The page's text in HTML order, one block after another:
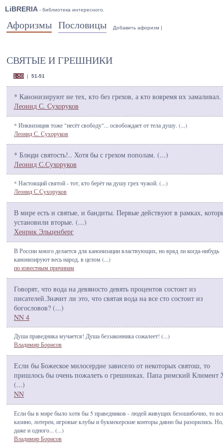
LiBRERIA - библиотека интересного.
Афоризмы Пословицы Добавить афоризм |
СВЯТЫЕ И ГРЕШНИКИ
1-50| 51-51
* Канонизируют не тех, кто без грехов, а кто вовремя их замаливал.
Леонид С. Сухоруков
* Инквизиция тоже "несёт свободу"... освобождает от тела душу. (...)
Леонид С. Сухоруков
* Блюди святость!.. Хотя бы с грехом пополам. (...)
Леонид С.Сухоруков
* Настоящий святой - тот, кто берёт на душу грех чужой. (...)
Леонид С.Сухоруков
В мире есть и святые, и бандиты. Первые действуют в рамках,
установили вторые. (...)
Хенрик Эльценберг
В России много делается для канонизации властвующих, но вряд ли когда-нибудь
канонизируют весь народ, в целом (...)
по известным причинам
Говорят, что вода на девяносто девять процентов состоит из
писателей.Значит ли это, что святая вода на все сто состоит из
богословов? (...)
NN 4
Душа праведника мучается! Душа беззаконника сожалеет! (...)
Владимир Борисов
Если бы Божеское милосердие зависело от некоторых святош, то
пришлось бы очень пожалеть о грешниках. Папа римский Климент
(...)
NN
Если бы в мире было хотя бы 5 праведников - людей живущих безошибочно, то
казино, лотереи, игровые клубы и букмекерские конторы давно бы разорились.
даже и одного... (...)
Владимир Борисов